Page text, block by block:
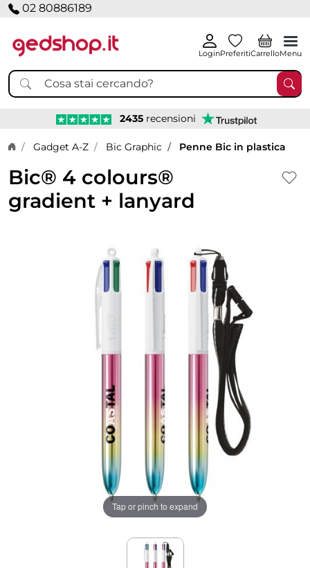
02 80886189
LoginPreferitiCarrelloMenu
2435 recensioni
Home page
Gadget A-Z Bic Graphic Penne Bic in plastica
Bic® 4 colours®
gradient + lanyard
Tap or pinch to expand